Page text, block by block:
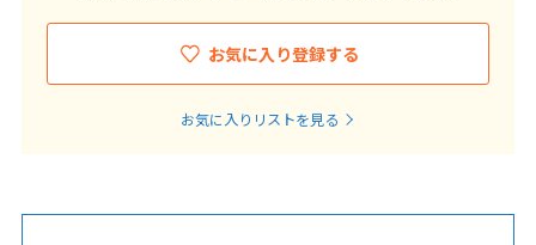
お気に入り登録する
お気に入りリストを見る